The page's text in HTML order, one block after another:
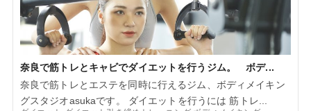
奈良で筋トレとキャビでダイエットを行うジム。 ボデ...
奈良で筋トレとエステを同時に行えるジム、ボディメイキン
グスタジオasukaです。 ダイエットを行うには 筋トレ...